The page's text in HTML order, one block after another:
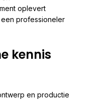
oplevert
professioneler
kennis
en productie